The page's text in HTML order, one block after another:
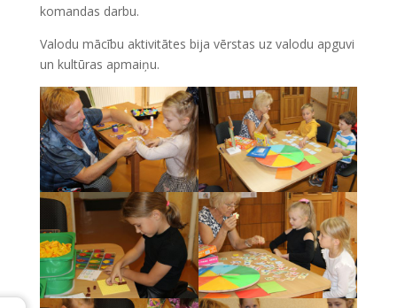
komandas darbu.
Valodu mācību aktivitātes bija vērstas uz valodu apguvi
un kultūras apmaiņu.